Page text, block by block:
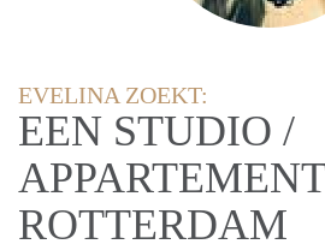
EVELINA ZOEKT:
EEN STUDIO /
ROTTERDAM